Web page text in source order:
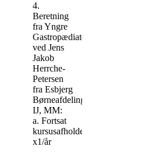
4.
Beretning
fra Yngre
Gastropædiatere
ved Jens
Jakob
Herrche-
Petersen
fra Esbjerg
Børneafdeling,
IJ, MM:
a. Fortsat
kursusafholdelse
x1/år